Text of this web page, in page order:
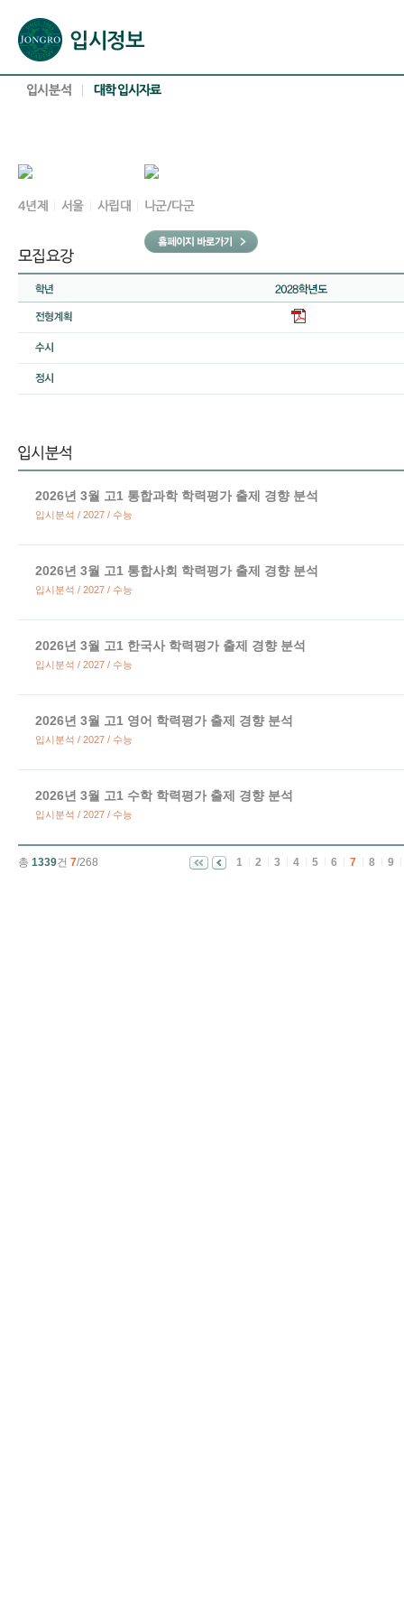
2026년 3월 고1 통합과학 학력평가 출제 경향 분석
입시분석 / 2027 / 수능
2026년 3월 고1 통합사회 학력평가 출제 경향 분석
입시분석 / 2027 / 수능
2026년 3월 고1 한국사 학력평가 출제 경향 분석
입시분석 / 2027 / 수능
2026년 3월 고1 영어 학력평가 출제 경향 분석
입시분석 / 2027 / 수능
2026년 3월 고1 수학 학력평가 출제 경향 분석
입시분석 / 2027 / 수능
총 1339건 7/268 1 2 3 4 5 6 7 8 9